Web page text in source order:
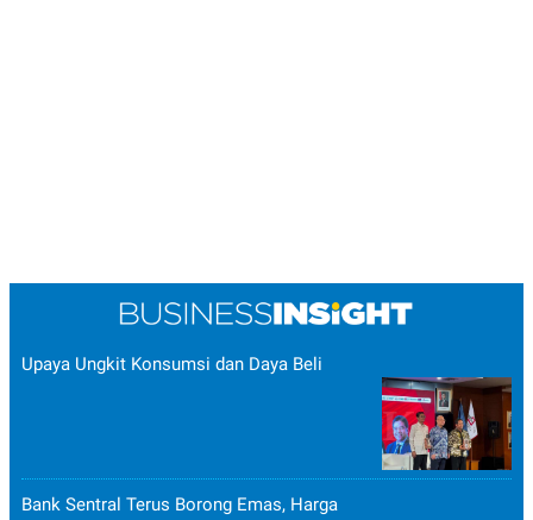
Upaya Ungkit Konsumsi dan Daya Beli
Bank Sentral Terus Borong Emas, Harga